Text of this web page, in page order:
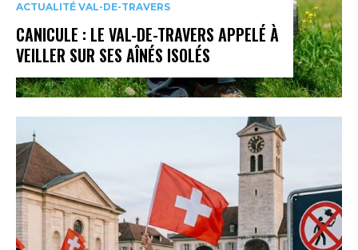
ACTUALITÉ VAL-DE-TRAVERS
CANICULE : LE VAL-DE-TRAVERS APPELÉ À
VEILLER SUR SES AÎNÉS ISOLÉS